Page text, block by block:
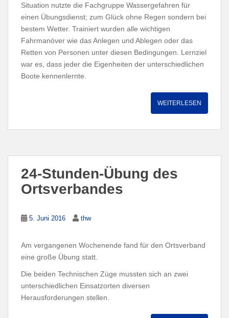
Situation nutzte die Fachgruppe Wassergefahren für
einen Übungsdienst; zum Glück ohne Regen sondern bei
bestem Wetter. Trainiert wurden alle wichtigen
Fahrmanöver wie das Anlegen und Ablegen oder das
Retten von Personen unter diesen Bedingungen. Lernziel
war es, dass jeder die Eigenheiten der unterschiedlichen
Boote kennenlernte.
WEITERLESEN
24-Stunden-Übung des
Ortsverbandes
5. Juni 2016 thw
Am vergangenen Wochenende fand für den Ortsverband
eine große Übung statt.
Die beiden Technischen Züge mussten sich an zwei
unterschiedlichen Einsatzorten diversen
Herausforderungen stellen.